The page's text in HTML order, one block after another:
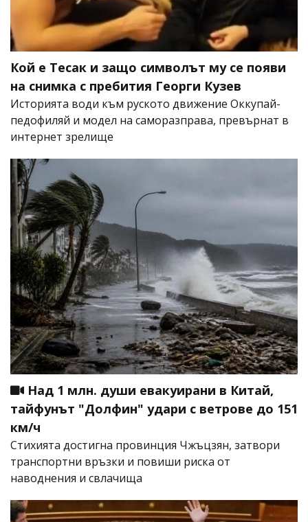
Кой е Тесак и защо символът му се появи
на снимка с пребития Георги Кузев
Историята води към руското движение Оккупай-
педофиляй и модел на саморазправа, превърнат в
интернет зрелище
Над 1 млн. души евакуирани в Китай,
тайфунът "Долфин" удари с ветрове до 151
км/ч
Стихията достигна провинция Чжъцзян, затвори
транспортни връзки и повиши риска от
наводнения и свлачища